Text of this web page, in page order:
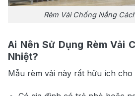
Rèm Vải Chống Nắng
Ai Nên Sử Dụng Rèm Vải
Nhiệt?
Mẫu rèm vải này rất hữu ích cho